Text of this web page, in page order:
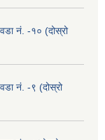
वडा नं. -१० (दोस्रो
नं. -९ (दोस्रो